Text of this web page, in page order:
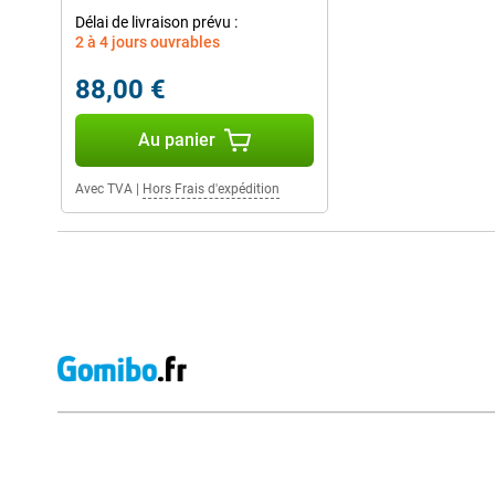
Délai de livraison prévu :
2 à 4 jours ouvrables
88,00 €
Au panier
Avec TVA Hors Frais d'expédition